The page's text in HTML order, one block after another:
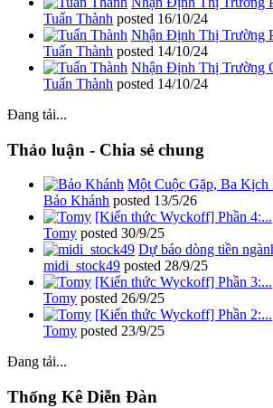
Tuấn Thành posted 16/10/24
Nhận Định Thị Trường
Tuấn Thành posted 14/10/24
Nhận Định Thị Trường
Tuấn Thành posted 14/10/24
Đang tải...
Thảo luận - Chia sẻ chung
Một Cuộc Gặp, Ba Kịch
Bảo Khánh posted 13/5/26
[Kiến thức Wyckoff] Phần 4:...
Tomy posted 30/9/25
Dự báo dòng tiền
midi_stock49 posted 28/9/25
[Kiến thức Wyckoff] Phần 3:...
Tomy posted 26/9/25
[Kiến thức Wyckoff] Phần 2:...
Tomy posted 23/9/25
Đang tải...
Thống Kê Diễn Đàn